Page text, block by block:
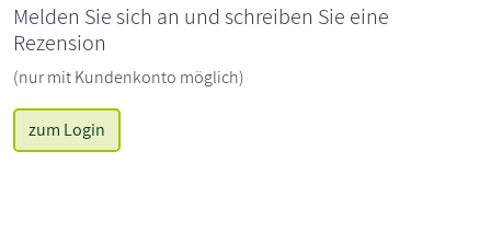
Melden Sie sich an und schreiben Sie eine
Rezension
(nur mit Kundenkonto möglich)
zum Login